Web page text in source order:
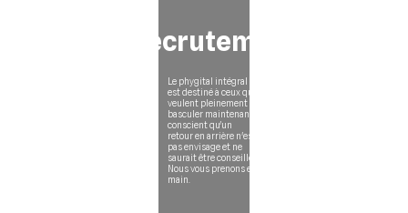
Recrutement
Le phygital intégral
est destiné à ceux qui
veulent pleinement
basculer maintenant
conscient qu'un
retour en arrière n'est
pas envisage et ne
saurait être conseillé.
Nous vous prenons en
main.